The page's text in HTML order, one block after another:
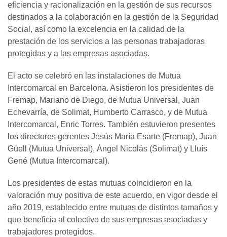
eficiencia y racionalización en la gestión de sus recursos
destinados a la colaboración en la gestión de la Seguridad
Social, así como la excelencia en la calidad de la
prestación de los servicios a las personas trabajadoras
protegidas y a las empresas asociadas.
El acto se celebró en las instalaciones de Mutua
Intercomarcal en Barcelona. Asistieron los presidentes de
Fremap, Mariano de Diego, de Mutua Universal, Juan
Echevarría, de Solimat, Humberto Carrasco, y de Mutua
Intercomarcal, Enric Torres. También estuvieron presentes
los directores gerentes Jesús María Esarte (Fremap), Juan
Güell (Mutua Universal), Ángel Nicolás (Solimat) y Lluís
Gené (Mutua Intercomarcal).
Los presidentes de estas mutuas coincidieron en la
valoración muy positiva de este acuerdo, en vigor desde el
año 2019, establecido entre mutuas de distintos tamaños y
que beneficia al colectivo de sus empresas asociadas y
trabajadores protegidos.